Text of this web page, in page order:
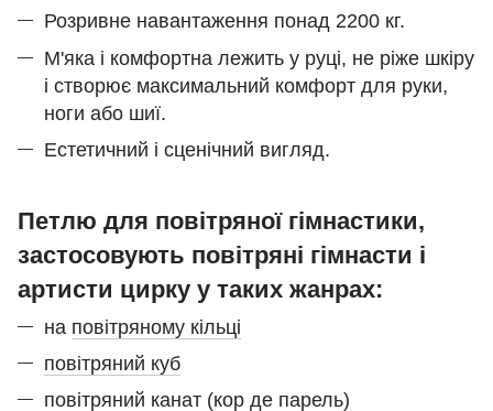
Розривне навантаження понад 2200 кг.
М'яка і комфортна лежить у руці, не ріже шкіру
і створює максимальний комфорт для руки,
ноги або шиї.
Естетичний і сценічний вигляд.
Петлю для повітряної гімнастики,
застосовують повітряні гімнасти і
артисти цирку у таких жанрах:
на повітряному кільці
повітряний куб
повітряний канат (кор де парель)